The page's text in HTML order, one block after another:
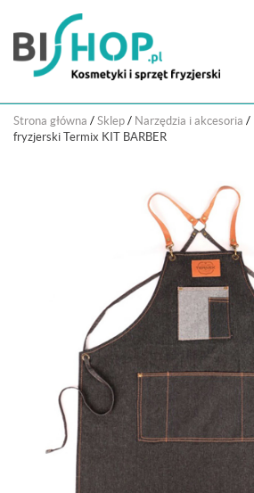
Strona główna / Sklep / Narzędzia i akcesoria /
fryzjerski Termix KIT BARBER